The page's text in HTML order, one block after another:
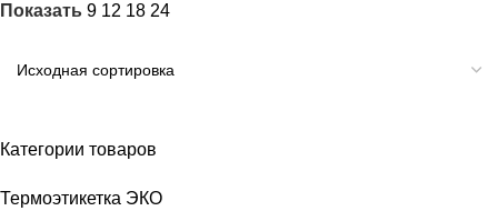
Показать 9 12 18 24
Категории товаров
Термоэтикетка ЭКО